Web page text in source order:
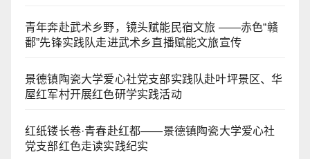
青年奔赴武术乡野，镜头赋能民宿文旅 ——赤色“赣
鄱”先锋实践队走进武术乡直播赋能文旅宣传
景德镇陶瓷大学爱心社党支部实践队赴叶坪景区、华
屋红军村开展红色研学实践活动
红纸镂长卷·青春赴红都——景德镇陶瓷大学爱心社
党支部红色走读实践纪实